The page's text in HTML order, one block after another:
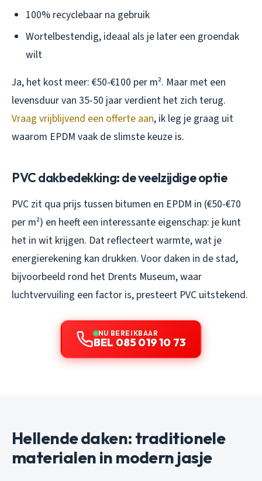
100% recyclebaar na gebruik
Wortelbestendig, ideaal als je later een groendak
wilt
Ja, het kost meer: €50-€100 per m². Maar met een
levensduur van 35-50 jaar verdient het zich terug.
Vraag vrijblijvend een offerte aan, ik leg je graag uit
waarom EPDM vaak de slimste keuze is.
PVC dakbedekking: de veelzijdige optie
PVC zit qua prijs tussen bitumen en EPDM in (€50-€70
per m²) en heeft een interessante eigenschap: je kunt
het in wit krijgen. Dat reflecteert warmte, wat je
energierekening kan drukken. Voor daken in de stad,
bijvoorbeeld rond het Drents Museum, waar
luchtvervuiling een factor is, presteert PVC uitstekend.
NU BEREIKBAAR
BEL 085 019 10 73
Hellende daken: traditionele
materialen in modern jasje